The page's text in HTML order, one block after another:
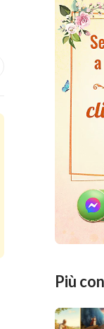
Più